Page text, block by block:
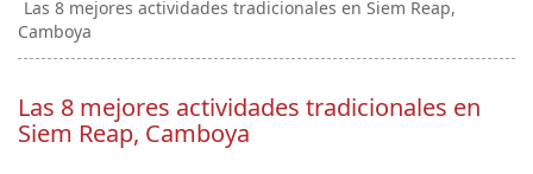
Las 8 mejores actividades tradicionales en Siem Reap,
Camboya
Las 8 mejores actividades tradicionales en
Siem Reap, Camboya